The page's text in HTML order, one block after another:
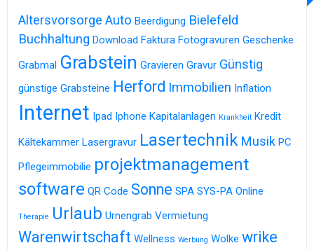
Altersvorsorge Auto Beerdigung Bielefeld
Buchhaltung Download Faktura Fotogravuren Geschenke
Grabmal Grabstein Gravieren Gravur Günstig
günstige Grabsteine Herford Immobilien Inflation
Internet Ipad Iphone Kapitalanlagen Krankheit Kredit
Kältekammer Lasergravur Lasertechnik Musik PC
Pflegeimmobilie projektmanagement
software QR Code Sonne SPA SYS-PA Online
Therapie Urlaub Urnengrab Vermietung
Warenwirtschaft Wellness Werbung Wolke wrike